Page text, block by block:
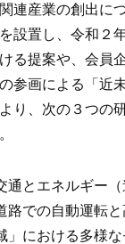
連産業の創出に
設置し、令和２
る提案や、会員
参画による「近
り、次の３つの
とエネルギー（
での自動運転と
における多様な